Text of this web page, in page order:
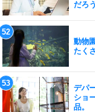
だろう
動物
たく
デパ
ショ
品。